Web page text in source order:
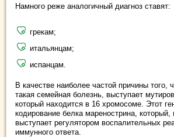
Намного реже аналогичный диагноз ставят:
грекам;
итальянцам;
испанцам.
В качестве наиболее частой причины того,
такая семейная болезнь, выступает
который находится в 16 хромосоме. Этот
кодирование белка маренострина, который,
выступает регулятором воспалительных
иммунного ответа.